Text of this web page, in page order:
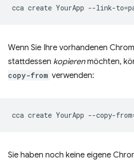
cca create YourApp --link-to=
Wenn Sie Ihre vorhandenen
stattdessen kopierenmöchten,
copy-from verwenden:
cca create YourApp --copy-from
Sie haben noch keine eigene